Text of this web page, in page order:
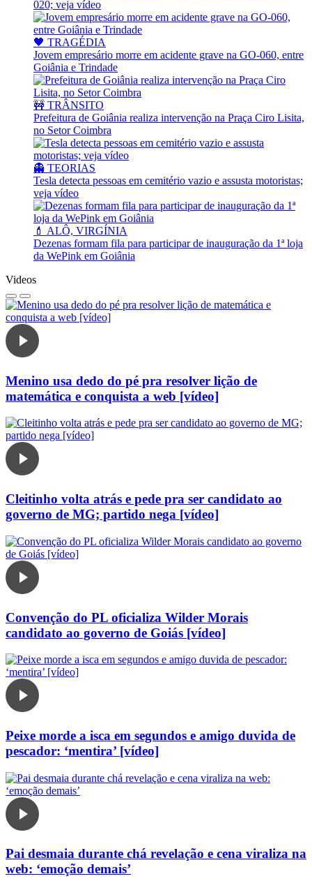
020; veja vídeo
🖤 TRAGÉDIA
Jovem empresário morre em acidente grave na GO-060, entre
Goiânia e Trindade
🚧 TRÂNSITO
Prefeitura de Goiânia realiza intervenção na Praça Ciro Lisita,
no Setor Coimbra
👻 TEORIAS
Tesla detecta pessoas em cemitério vazio e assusta motoristas;
veja vídeo
💄 ALÔ, VIRGÍNIA
Dezenas formam fila para participar de inauguração da 1ª loja
da WePink em Goiânia
Videos
Menino usa dedo do pé pra resolver lição de
matemática e conquista a web [vídeo]
Cleitinho volta atrás e pede pra ser candidato ao
governo de MG; partido nega [vídeo]
Convenção do PL oficializa Wilder Morais
candidato ao governo de Goiás [vídeo]
Peixe morde a isca em segundos e amigo duvida de
pescador: ‘mentira’ [vídeo]
Pai desmaia durante chá revelação e cena viraliza na
web: ‘emoção demais’